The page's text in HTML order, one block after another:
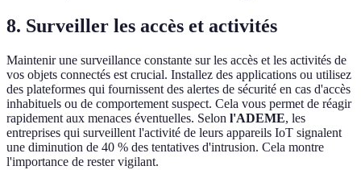
8. Surveiller les accès et activités
Maintenir une surveillance constante sur les accès et les activités de
vos objets connectés est crucial. Installez des applications ou utilisez
des plateformes qui fournissent des alertes de sécurité en cas d'accès
inhabituels ou de comportement suspect. Cela vous permet de réagir
rapidement aux menaces éventuelles. Selon l'ADEME, les
entreprises qui surveillent l'activité de leurs appareils IoT signalent
une diminution de 40 % des tentatives d'intrusion. Cela montre
l'importance de rester vigilant.